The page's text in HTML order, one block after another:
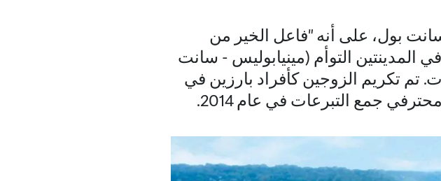
بول، على أنه "فاعل الخير من
المدينتين التوأم (مينيابوليس - سانت
تم تكريم الزوجين كأفراد بارزين في
جمع التبرعات في عام 2014.